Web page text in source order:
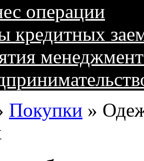
операции
кредитных
Покупки »